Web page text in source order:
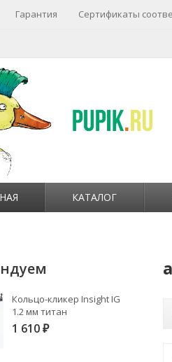
Гарантия Сертификаты
КАТАЛОГ
Кольцо-кликер Insight IG
1.2 мм титан
1 610 ₽